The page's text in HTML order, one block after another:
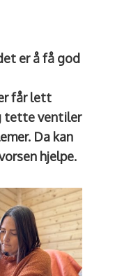
er å få god
får lett
tette ventiler
Da kan
hjelpe.